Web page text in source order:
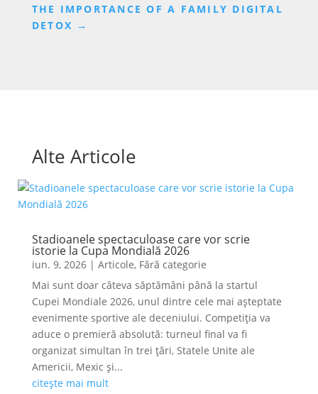
THE IMPORTANCE OF A FAMILY DIGITAL
DETOX →
Alte Articole
Stadioanele spectaculoase care vor scrie
istorie la Cupa Mondială 2026
iun. 9, 2026| Articole, Fără categorie
Mai sunt doar câteva săptămâni până la startul
Cupei Mondiale 2026, unul dintre cele mai așteptate
evenimente sportive ale deceniului. Competiția va
aduce o premieră absolută: turneul final va fi
organizat simultan în trei țări, Statele Unite ale
Americii, Mexic și...
citește mai mult